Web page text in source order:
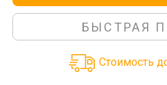
БЫСТРАЯ
Стоимость